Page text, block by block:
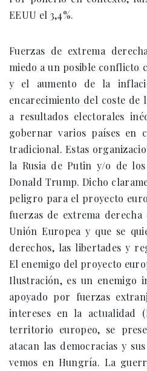
EEUU el 3,4%.
Fuerzas de extrema
miedo a un posible conflicto
y el aumento de la
encarecimiento del coste de
a resultados electorales
gobernar varios países en
tradicional. Estas
la Rusia de Putin y/o de
Donald Trump. Dicho
peligro para el proyecto
fuerzas de extrema
Unión Europea y que se
derechos, las libertades y
El enemigo del proyecto
Ilustración, es un enemigo
apoyado por fuerzas
intereses en la actualidad
territorio europeo, se
atacan las democracias y
vemos en Hungría. La